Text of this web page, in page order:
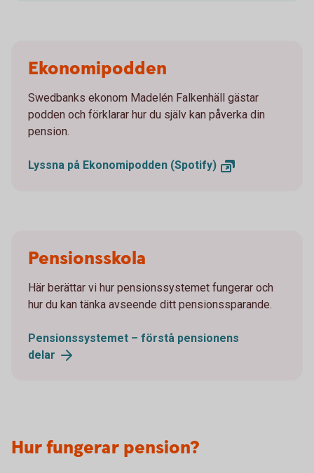
Ekonomipodden
Swedbanks ekonom Madelén Falkenhäll gästar
podden och förklarar hur du själv kan påverka din
pension.
Lyssna på Ekonomipodden (Spotify)
Pensionsskola
Här berättar vi hur pensionssystemet fungerar och
hur du kan tänka avseende ditt pensionssparande.
Pensionssystemet – förstå pensionens
delar
Hur fungerar pension?